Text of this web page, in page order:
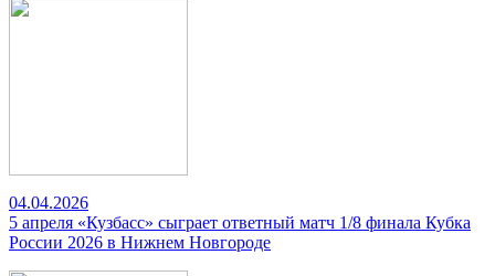
04.04.2026
5 апреля «Кузбасс» сыграет ответный матч 1/8 финала Кубка
России 2026 в Нижнем Новгороде